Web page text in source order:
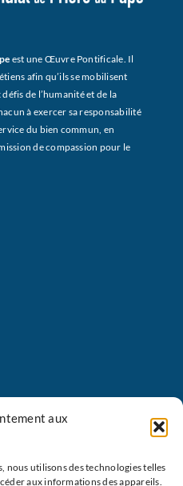
aux
nous utilisons des technologies telles
aux informations des appareils.
est une Œuvre Pontificale. Il
afin qu’ils se mobilisent
de l’humanité et de la
à exercer sa responsabilité
du bien commun, en
de compassion pour le